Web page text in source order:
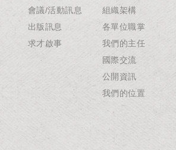
會議/活動訊息
出版訊息
求才啟事
組織架構
各單位職掌
我們的主任
國際交流
公開資訊
我們的位置